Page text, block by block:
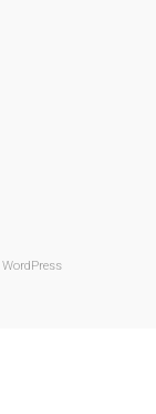
WordPress